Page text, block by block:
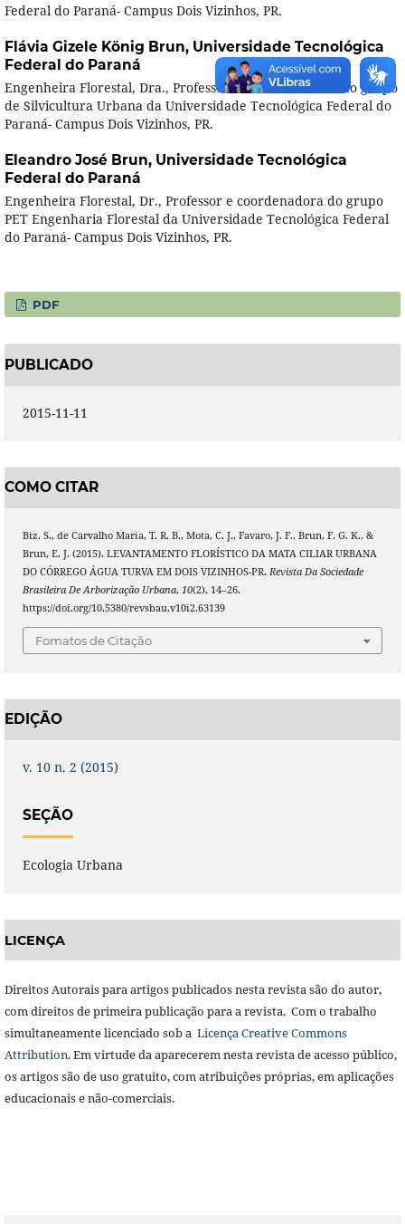
Federal do Paraná- Campus Dois Vizinhos, PR.
Flávia Gizele König Brun, Universidade Tecnológica
Federal do Paraná
Engenheira Florestal, Dra., Professora e coordenadora do grupo
de Silvicultura Urbana da Universidade Tecnológica Federal do
Paraná- Campus Dois Vizinhos, PR.
Eleandro José Brun, Universidade Tecnológica
Federal do Paraná
Engenheira Florestal, Dr., Professor e coordenadora do grupo
PET Engenharia Florestal da Universidade Tecnológica Federal
do Paraná- Campus Dois Vizinhos, PR.
PDF
PUBLICADO
2015-11-11
COMO CITAR
Biz, S., de Carvalho Maria, T. R. B., Mota, C. J., Favaro, J. F., Brun, F. G. K., &
Brun, E. J. (2015). LEVANTAMENTO FLORÍSTICO DA MATA CILIAR URBANA
DO CÓRREGO ÁGUA TURVA EM DOIS VIZINHOS-PR. Revista Da Sociedade
Brasileira De Arborização Urbana, 10(2), 14–26.
https://doi.org/10.5380/revsbau.v10i2.63139
Fomatos de Citação
EDIÇÃO
v. 10 n. 2 (2015)
SEÇÃO
Ecologia Urbana
LICENÇA
Direitos Autorais para artigos publicados nesta revista são do autor,
com direitos de primeira publicação para a revista. Com o trabalho
simultaneamente licenciado sob a Licença Creative Commons
Attribution. Em virtude da aparecerem nesta revista de acesso público,
os artigos são de uso gratuito, com atribuições próprias, em aplicações
educacionais e não-comerciais.